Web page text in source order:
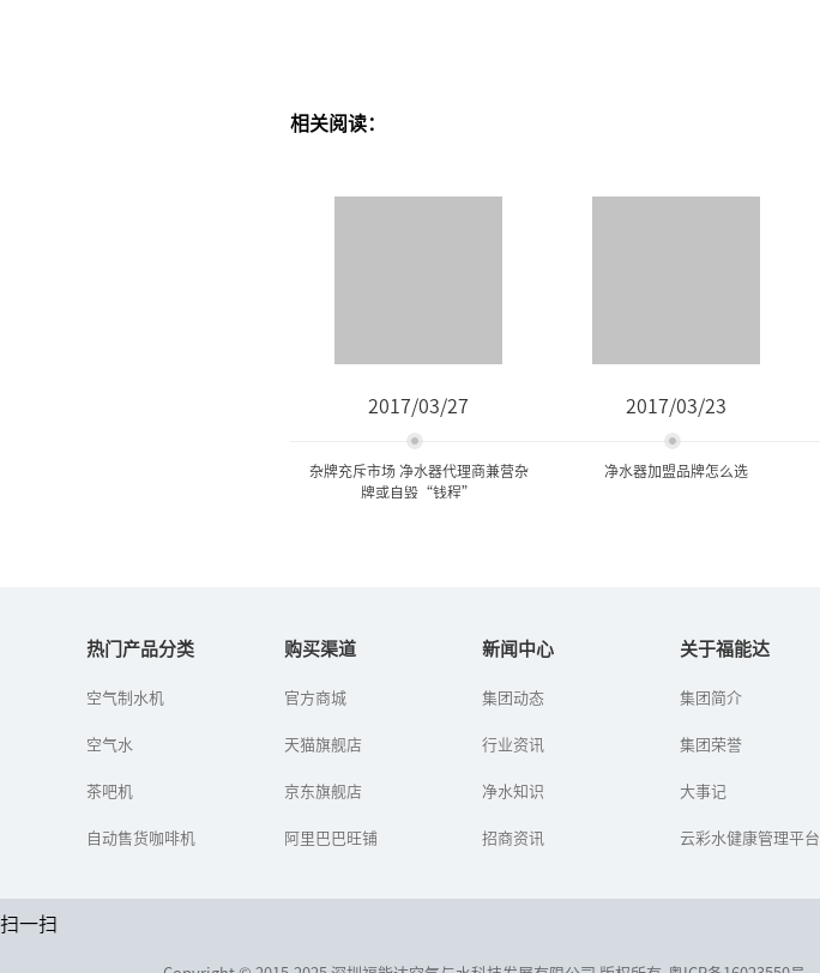
相关阅读：
2017/03/27
杂牌充斥市场 净水器代理商兼营杂
牌或自毁“钱程”
随着净水器行业进入品牌
器产品处于鱼龙混杂的局
商更不在少数。杂牌产品
2017/03/23
净水器加盟品牌怎么选
拓市场的关键，企业一般
政策，吸引净水器加盟经
热门产品分类
空气制水机
空气水
茶吧机
自动售货咖啡机
购买渠道
官方商城
天猫旗舰店
京东旗舰店
阿里巴巴旺铺
新闻中心
集团动态
行业资讯
净水知识
招商资讯
关于福能达
集团简介
集团荣誉
大事记
云彩水健康管理平台
扫一扫